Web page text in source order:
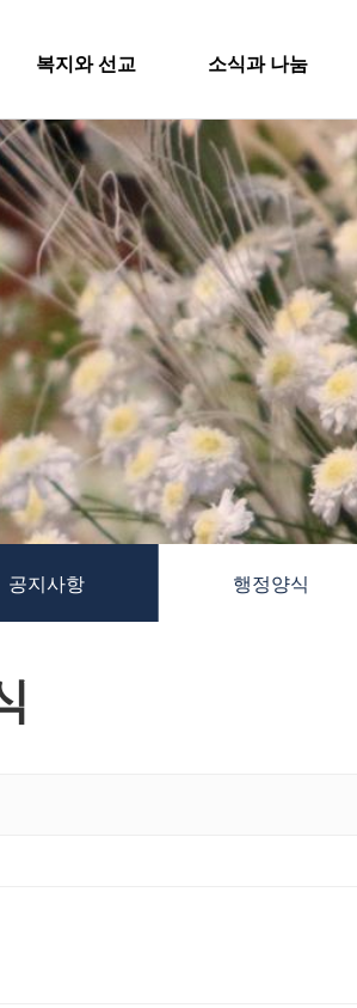
복지와 선교
굿패밀리 복지재단
대원 전도대
스포츠선교회
국내선교
해외선교
법인후원금내역
소식과 나눔
교회주보
교회 앨범
행사 사진
입성식 사진
새가족 사진
교우 가정 심방
공지사항
행정양식
미
복지와 선교
굿패밀리 복지재단
대원 전도대
스포츠선교회
국내선교
해외선교
법인후원금내역
공지사항 행정양식